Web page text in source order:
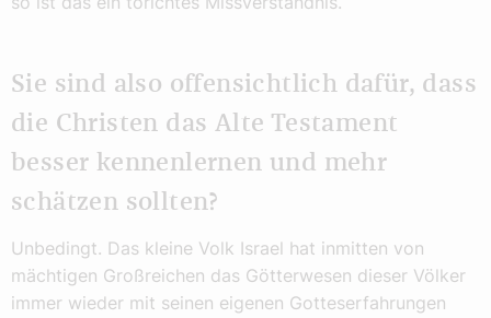
Sie sind also offensichtlich dafür, dass
die Christen das Alte Testament
besser kennenlernen und mehr
schätzen sollten?
Unbedingt. Das kleine Volk Israel hat inmitten von
mächtigen Großreichen das Götterwesen dieser Völker
immer wieder mit seinen eigenen Gotteserfahrungen